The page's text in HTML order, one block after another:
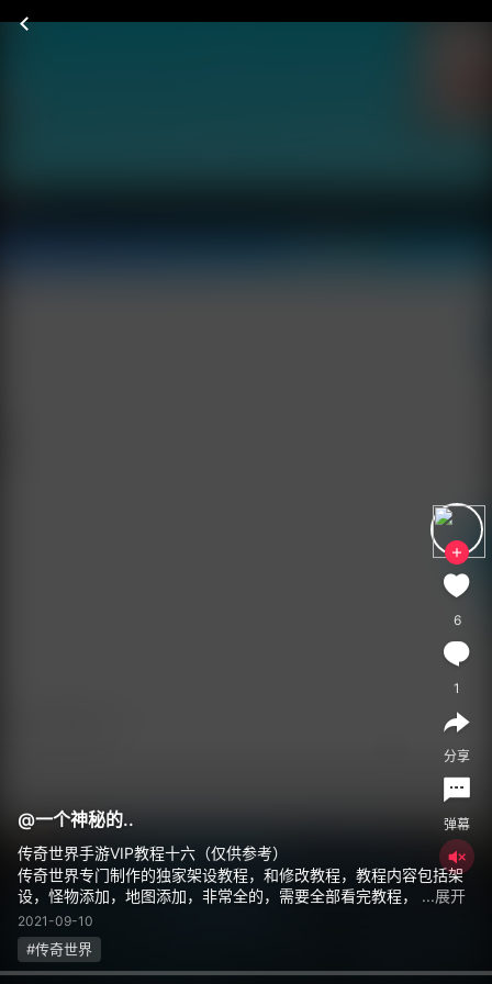
@一个神秘的..
传奇世界手游VIP教程十六（仅供参考）
传奇世界专门制作的独家架设教程，和修改教程，教程内容包括架
设，怪物添加，地图添加，非常全的，需要全部看完教程，
...展开
2021-09-10
#传奇世界
6
1
分享
弹幕